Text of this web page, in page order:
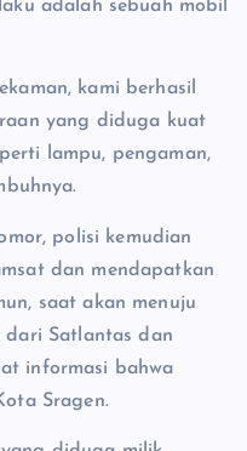
adalah sebuah mobil
kami berhasil
yang diduga kuat
lampu, pengaman,
polisi kemudian
dan mendapatkan
saat akan menuju
Satlantas dan
informasi bahwa
Sragen.